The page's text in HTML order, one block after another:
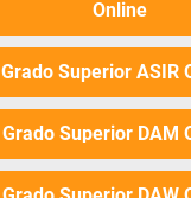
Online
Grado Superior ASIR
Grado Superior DAM